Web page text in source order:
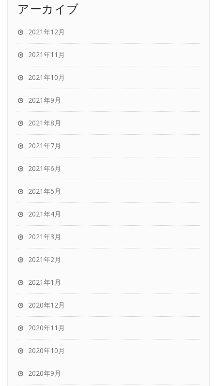
アーカイブ
2021年12月
2021年11月
2021年10月
2021年9月
2021年8月
2021年7月
2021年6月
2021年5月
2021年4月
2021年3月
2021年2月
2021年1月
2020年12月
2020年11月
2020年10月
2020年9月